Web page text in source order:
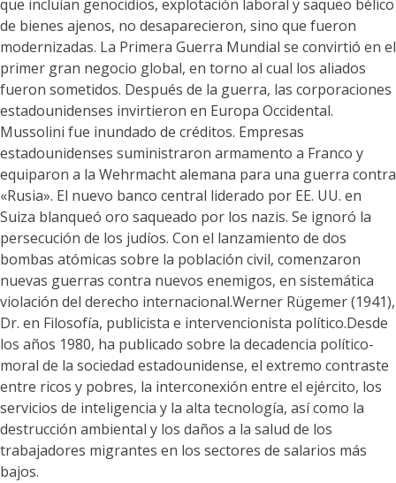
que incluían genocidios, explotación laboral y saqueo bélico
de bienes ajenos, no desaparecieron, sino que fueron
modernizadas. La Primera Guerra Mundial se convirtió en el
primer gran negocio global, en torno al cual los aliados
fueron sometidos. Después de la guerra, las corporaciones
estadounidenses invirtieron en Europa Occidental.
Mussolini fue inundado de créditos. Empresas
estadounidenses suministraron armamento a Franco y
equiparon a la Wehrmacht alemana para una guerra contra
«Rusia». El nuevo banco central liderado por EE. UU. en
Suiza blanqueó oro saqueado por los nazis. Se ignoró la
persecución de los judíos. Con el lanzamiento de dos
bombas atómicas sobre la población civil, comenzaron
nuevas guerras contra nuevos enemigos, en sistemática
violación del derecho internacional.Werner Rügemer (1941),
Dr. en Filosofía, publicista e intervencionista político.Desde
los años 1980, ha publicado sobre la decadencia político-
moral de la sociedad estadounidense, el extremo contraste
entre ricos y pobres, la interconexión entre el ejército, los
servicios de inteligencia y la alta tecnología, así como la
destrucción ambiental y los daños a la salud de los
trabajadores migrantes en los sectores de salarios más
bajos.